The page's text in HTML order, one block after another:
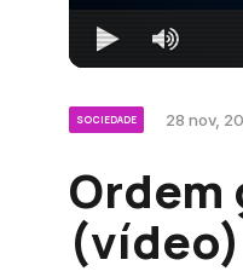
SOCIEDADE 28 nov,
Ordem
(vídeo)